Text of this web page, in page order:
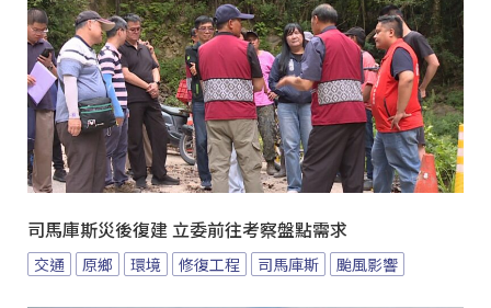
司馬庫斯災後復建 立委前往考察盤點需求
交通 原鄉 環境 修復工程 司馬庫斯 颱風影響